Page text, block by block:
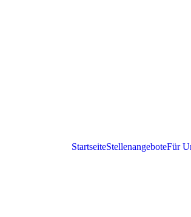
StartseiteStellenangeboteFür